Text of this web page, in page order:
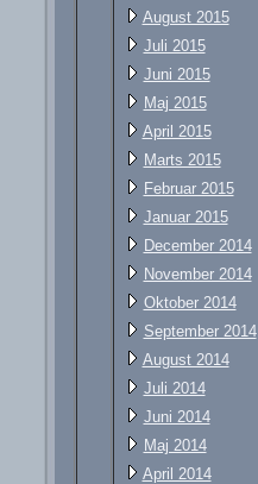
August 2015
Juli 2015
Juni 2015
Maj 2015
April 2015
Marts 2015
Februar 2015
Januar 2015
December 2014
November 2014
Oktober 2014
September 2014
August 2014
Juli 2014
Juni 2014
Maj 2014
April 2014